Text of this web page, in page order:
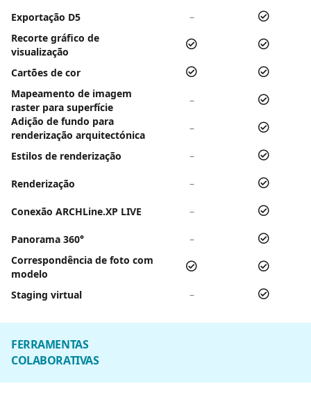
Exportação D5
–
Recorte gráfico de
visualização
Cartões de cor
Mapeamento de imagem
raster para superfície
–
Adição de fundo para
renderização arquitectónica
–
Estilos de renderização –
Renderização –
Conexão ARCHLine.XP LIVE –
Panorama 360°
–
Correspondência de foto com
modelo
Staging virtual
–
FERRAMENTAS
COLABORATIVAS